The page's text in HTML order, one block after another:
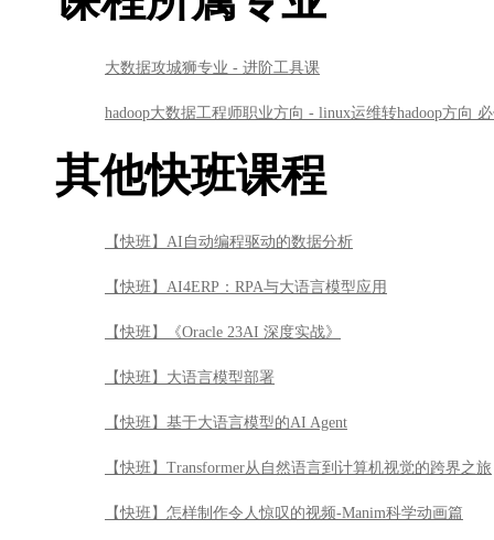
大数据攻城狮专业 - 进阶工具课
hadoop大数据工程师职业方向 - linux运维转hadoop方向
其他快班课程
【快班】AI自动编程驱动的数据分析
【快班】AI4ERP：RPA与大语言模型应用
【快班】《Oracle 23AI 深度实战》
【快班】大语言模型部署
【快班】基于大语言模型的AI Agent
【快班】Transformer从自然语言到计算机视觉的跨界之旅
【快班】怎样制作令人惊叹的视频-Manim科学动画篇